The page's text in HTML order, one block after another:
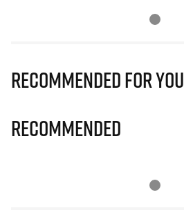
Recommended for you
Recommended